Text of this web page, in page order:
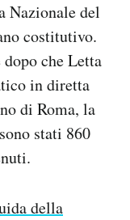
Nazionale del
costitutivo.
che Letta
in diretta
di Roma, la
stati 860
della